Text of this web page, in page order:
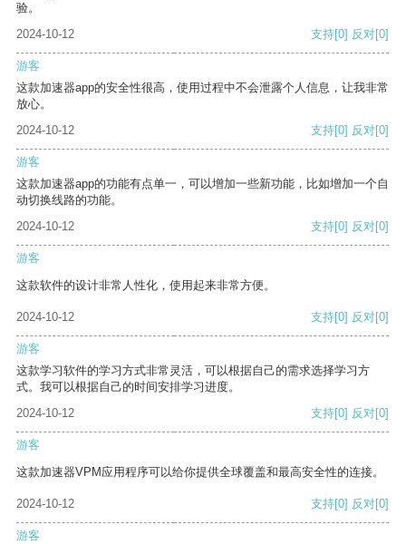
验。
2024-10-12
支持[0] 反对[0]
游客
这款加速器app的安全性很高，使用过程中不会泄露个人信息，让我非常
放心。
2024-10-12
支持[0] 反对[0]
游客
这款加速器app的功能有点单一，可以增加一些新功能，比如增加一个自
动切换线路的功能。
2024-10-12
支持[0] 反对[0]
游客
这款软件的设计非常人性化，使用起来非常方便。
2024-10-12 支持[0] 反对[0]
游客
这款学习软件的学习方式非常灵活，可以根据自己的需求选择学习方
式。我可以根据自己的时间安排学习进度。
2024-10-12
支持[0] 反对[0]
游客
这款加速器VPM应用程序可以给你提供全球覆盖和最高安全性的连接。
2024-10-12 支持[0] 反对[0]
游客